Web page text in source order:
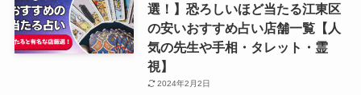
選！】恐ろしいほど当たる江東区
の安いおすすめ占い店舗一覧【人
気の先生や手相・タレット・霊
視】
2024年2月2日